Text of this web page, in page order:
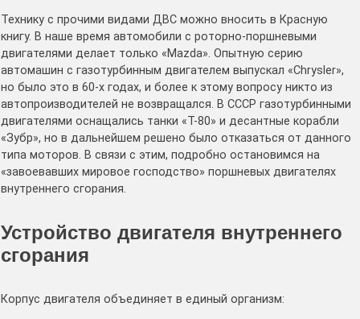
Технику с прочими видами ДВС можно вносить в Красную
книгу. В наше время автомобили с роторно-поршневыми
двигателями делает только «Mazda». Опытную серию
автомашин с газотурбинным двигателем выпускал «Chrysler»,
но было это в 60-х годах, и более к этому вопросу никто из
автопроизводителей не возвращался. В СССР газотурбинными
двигателями оснащались танки «Т-80» и десантные корабли
«Зубр», но в дальнейшем решено было отказаться от данного
типа моторов. В связи с этим, подробно остановимся на
«завоевавших мировое господство» поршневых двигателях
внутреннего сгорания.
Устройство двигателя внутреннего
сгорания
Корпус двигателя объединяет в единый организм: